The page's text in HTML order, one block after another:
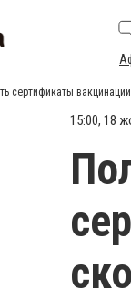
сертификаты
15:00, 18